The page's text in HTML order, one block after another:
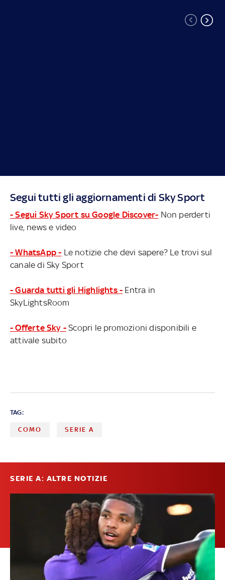
Segui tutti gli aggiornamenti di Sky Sport
- Segui Sky Sport su Google Discover- Non perderti
live, news e video
- WhatsApp - Le notizie che devi sapere? Le trovi sul
canale di Sky Sport
- Guarda tutti gli Highlights - Entra in
SkyLightsRoom
- Offerte Sky - Scopri le promozioni disponibili e
attivale subito
TAG:
COMO SERIE A
SERIE A: ALTRE NOTIZIE